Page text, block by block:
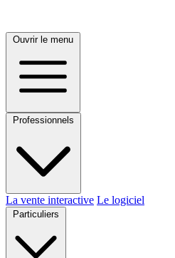
Ouvrir le menu
Professionnels
La vente interactive Le logiciel
Particuliers